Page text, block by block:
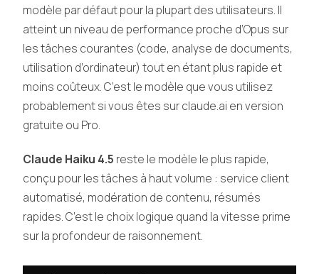
modèle par défaut pour la plupart des utilisateurs. Il
atteint un niveau de performance proche d’Opus sur
les tâches courantes (code, analyse de documents,
utilisation d’ordinateur) tout en étant plus rapide et
moins coûteux. C’est le modèle que vous utilisez
probablement si vous êtes sur claude.ai en version
gratuite ou Pro.
Claude Haiku 4.5 reste le modèle le plus rapide,
conçu pour les tâches à haut volume : service client
automatisé, modération de contenu, résumés
rapides. C’est le choix logique quand la vitesse prime
sur la profondeur de raisonnement.